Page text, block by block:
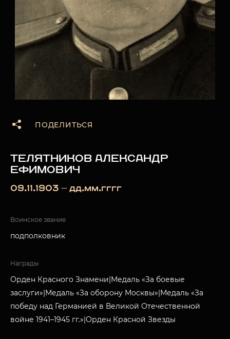
ПОДЕЛИТЬСЯ
ТЕЛЯТНИКОВ АЛЕКСАНДР
ЕФИМОВИЧ
09.11.1903 — дд.мм.гггг
Воинское звание
подполковник
Награды
Орден Красного Знамени|Медаль «За боевые
заслуги»|Медаль «За оборону Москвы»|Медаль «За
победу над Германией в Великой Отечественной
войне 1941–1945 гг.»|Орден Красной Звезды